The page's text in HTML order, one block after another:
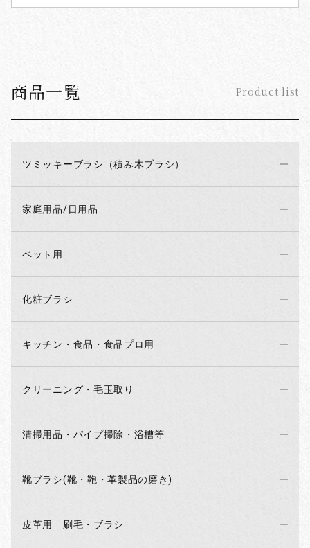
商品一覧 Product list
ツミッキーブラシ（積み木ブラシ）
家庭用品/日用品
ペット用
化粧ブラシ
キッチン・食品・食品プロ用
クリーニング・毛玉取り
清掃用品・パイプ掃除・浴槽等
靴ブラシ(靴・鞄・革製品の磨き)
皮革用 刷毛・ブラシ